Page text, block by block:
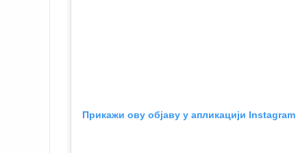
Прикажи ову објаву у апликацији Instagram